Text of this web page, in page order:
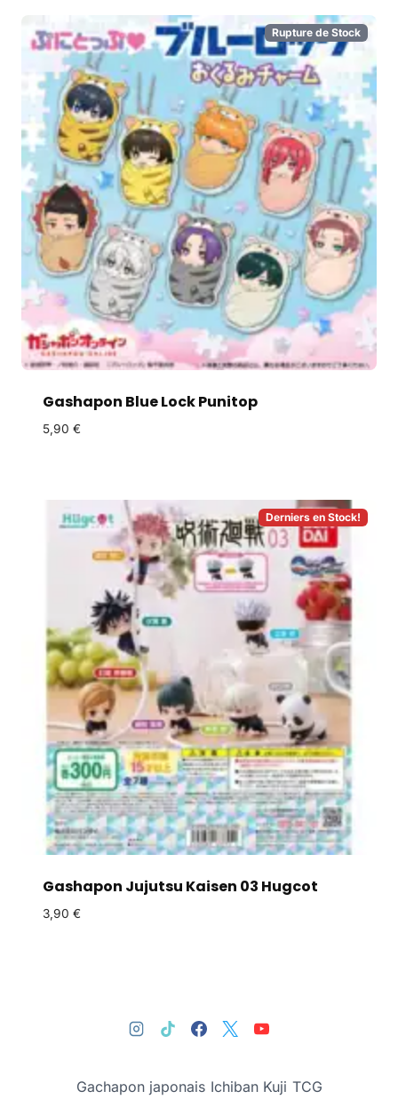
Rupture de Stock
Gashapon Blue Lock Punitop
5,90 €
Derniers en Stock!
Gashapon Jujutsu Kaisen 03 Hugcot
3,90 €
Gachapon japonais Ichiban Kuji TCG